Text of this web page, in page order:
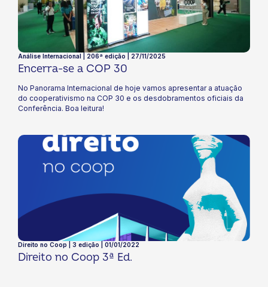
Análise Internacional | 206ª edição | 27/11/2025
Encerra-se a COP 30
No Panorama Internacional de hoje vamos apresentar a atuação
do cooperativismo na COP 30 e os desdobramentos oficiais da
Conferência. Boa leitura!
Direito no Coop | 3 edição | 01/01/2022
Direito no Coop 3ª Ed.